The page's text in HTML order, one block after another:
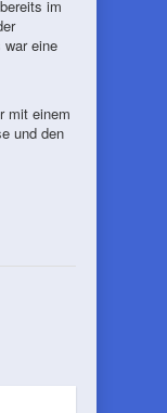
im
eine
mit einem
und den